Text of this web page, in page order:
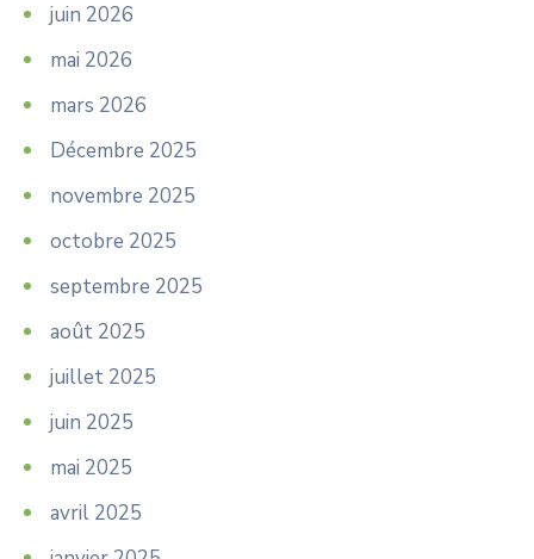
juin 2026
mai 2026
mars 2026
Décembre 2025
novembre 2025
octobre 2025
septembre 2025
août 2025
juillet 2025
juin 2025
mai 2025
avril 2025